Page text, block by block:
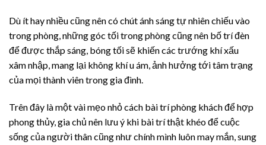
Dù ít hay nhiều cũng nên có chút ánh sáng tự nhiên chiếu vào
trong phòng, những góc tối trong phòng cũng nên bố trí đèn
để được thắp sáng, bóng tối sẽ khiến các trướng khí xấu
xâm nhập, mang lại không khí u ám, ảnh hưởng tới tâm trạng
của mọi thành viên trong gia đình.
Trên đây là một vài mẹo nhỏ cách bài trí phòng khách để hợp
phong thủy, gia chủ nên lưu ý khi bài trí thật khéo để cuộc
sống của người thân cũng như chính mình luôn may mắn, sung